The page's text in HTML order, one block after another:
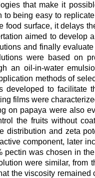
that make it
to being easy to
food surface, it delays
aimed to develop
and finally
were based on
an oil-in-water
methods of
developed to facilitate
films were
on papaya were also
the fruits without
distribution and zeta
component, later
pectin was chosen in
were similar, from
the viscosity